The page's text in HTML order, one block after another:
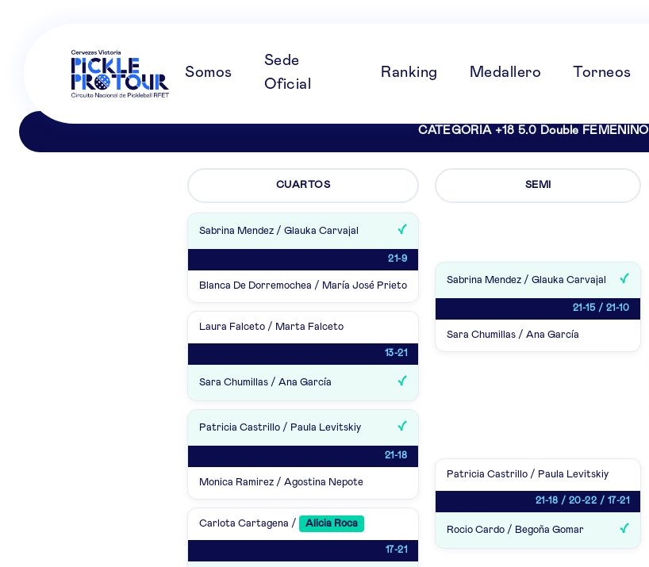
Somos
Sede
Oficial
Ranking Medallero Torneos
CATEGORIA +18 5.0 Double FEMENINO
CUARTOS
Sabrina Mendez / Glauka Carvajal
21-9
Blanca De Dorremochea / María José Prieto
Laura Falceto / Marta Falceto
13-21
Sara Chumillas / Ana García
Patricia Castrillo / Paula Levitskiy
21-18
Monica Ramirez / Agostina Nepote
Carlota Cartagena / Alicia Roca
17-21
SEMI
Sabrina Mendez / Glauka Carvajal
21-15 / 21-10
Sara Chumillas / Ana García
Patricia Castrillo / Paula Levitskiy
21-18 / 20-22 / 17-21
Rocio Cardo / Begoña Gomar